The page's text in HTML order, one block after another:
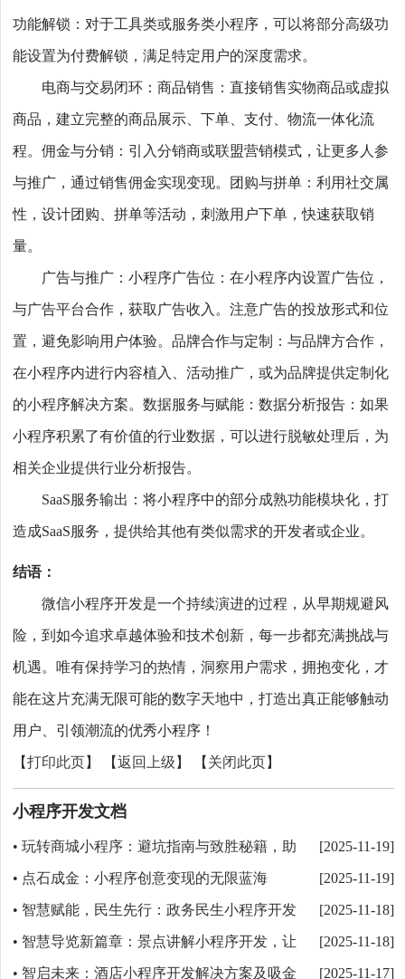
功能解锁：对于工具类或服务类小程序，可以将部分高级功
能设置为付费解锁，满足特定用户的深度需求。
电商与交易闭环：商品销售：直接销售实物商品或虚拟
商品，建立完整的商品展示、下单、支付、物流一体化流
程。佣金与分销：引入分销商或联盟营销模式，让更多人参
与推广，通过销售佣金实现变现。团购与拼单：利用社交属
性，设计团购、拼单等活动，刺激用户下单，快速获取销
量。
广告与推广：小程序广告位：在小程序内设置广告位，
与广告平台合作，获取广告收入。注意广告的投放形式和位
置，避免影响用户体验。品牌合作与定制：与品牌方合作，
在小程序内进行内容植入、活动推广，或为品牌提供定制化
的小程序解决方案。数据服务与赋能：数据分析报告：如果
小程序积累了有价值的行业数据，可以进行脱敏处理后，为
相关企业提供行业分析报告。
SaaS服务输出：将小程序中的部分成熟功能模块化，打
造成SaaS服务，提供给其他有类似需求的开发者或企业。
结语：
微信小程序开发是一个持续演进的过程，从早期规避风
险，到如今追求卓越体验和技术创新，每一步都充满挑战与
机遇。唯有保持学习的热情，洞察用户需求，拥抱变化，才
能在这片充满无限可能的数字天地中，打造出真正能够触动
用户、引领潮流的优秀小程序！
【打印此页 】 【返回上级 】 【 关闭此页 】
小程序开发文档
[2025-11-19]
•玩转商城小程序：避坑指南与致胜秘籍，助
你打造爆款！
[2025-11-19]
• 点石成金：小程序创意变现的无限蓝海
[2025-11-18]
• 智慧赋能，民生先行：政务民生小程序开发
思路深度解析
[2025-11-18]
• 智慧导览新篇章：景点讲解小程序开发，让
文化触手可及
[2025-11-17]
• 智启未来：酒店小程序开发解决方案及吸金